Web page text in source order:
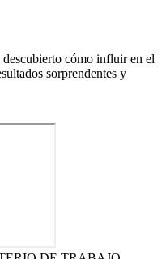
cómo influir en el
sorprendentes y